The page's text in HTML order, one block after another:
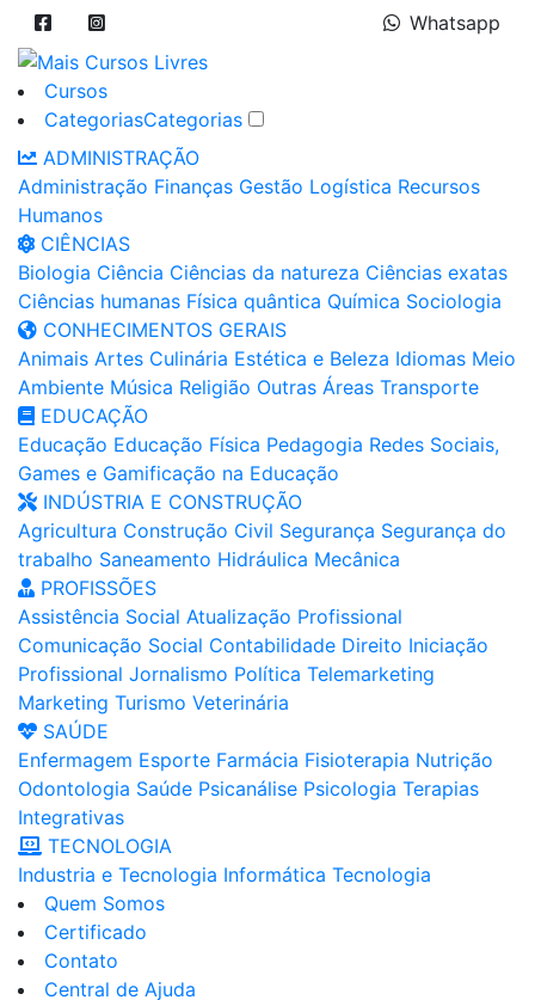
Whatsapp
Cursos
CategoriasCategorias
ADMINISTRAÇÃO
Administração Finanças Gestão Logística Recursos
Humanos
CIÊNCIAS
Biologia Ciência Ciências da natureza Ciências exatas
Ciências humanas Física quântica Química Sociologia
CONHECIMENTOS GERAIS
Animais Artes Culinária Estética e Beleza Idiomas Meio
Ambiente Música Religião Outras Áreas Transporte
EDUCAÇÃO
Educação Educação Física Pedagogia Redes Sociais,
Games e Gamificação na Educação
INDÚSTRIA E CONSTRUÇÃO
Agricultura Construção Civil Segurança Segurança do
trabalho Saneamento Hidráulica Mecânica
PROFISSÕES
Assistência Social Atualização Profissional
Comunicação Social Contabilidade Direito Iniciação
Profissional Jornalismo Política Telemarketing
Marketing Turismo Veterinária
SAÚDE
Enfermagem Esporte Farmácia Fisioterapia Nutrição
Odontologia Saúde Psicanálise Psicologia Terapias
Integrativas
TECNOLOGIA
Industria e Tecnologia Informática Tecnologia
Quem Somos
Certificado
Contato
Central de Ajuda